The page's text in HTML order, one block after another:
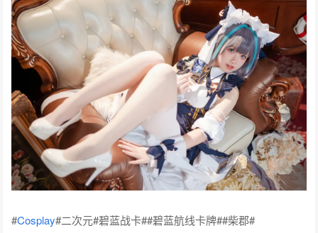
#Cosplay#二次元#碧蓝战卡##碧蓝航线卡牌##柴郡#